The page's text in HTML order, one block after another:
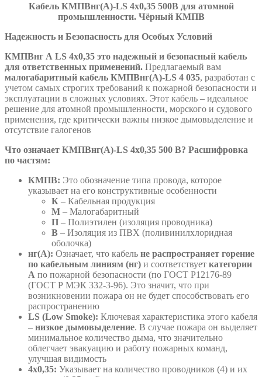
Кабель КМПВнг(А)-LS 4х0,35 500В для атомной
промышленности. Чёрный КМПВ
Надежность и Безопасность для Особых Условий
КМПВнг А LS 4х0,35 это надежный и безопасный кабель
для ответственных применений. Предлагаемый вам
малогабаритный кабель КМПВнг(А)-LS 4 035, разработан с
учетом самых строгих требований к пожарной безопасности и
эксплуатации в сложных условиях. Этот кабель – идеальное
решение для атомной промышленности, морского и судового
применения, где критически важны низкое дымовыделение и
отсутствие галогенов
Что означает КМПВнг(А)-LS 4х0,35 500 В? Расшифровка
по частям:
КМПВ: Это обозначение типа провода, которое
указывает на его конструктивные особенности
К – Кабельная продукция
М – Малогабаритный
П – Полиэтилен (изоляция проводника)
В – Изоляция из ПВХ (поливинилхлоридная
оболочка)
нг(А): Означает, что кабель не распространяет горение
по кабельным линиям (нг) и соответствует категории
А по пожарной безопасности (по ГОСТ Р12176-89
(ГОСТ Р МЭК 332-3-96). Это значит, что при
возникновении пожара он не будет способствовать его
распространению
LS (Low Smoke): Ключевая характеристика этого кабеля
– низкое дымовыделение. В случае пожара он выделяет
минимальное количество дыма, что значительно
облегчает эвакуацию и работу пожарных команд,
улучшая видимость
4х0,35: Указывает на количество проводников (4) и их